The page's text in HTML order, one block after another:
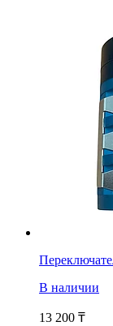
В наличии
13 200 ₸